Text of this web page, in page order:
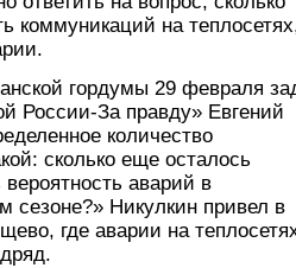
коммуникаций на
гордумы 29 февраля
России-За правду» Евгений
количество
сколько еще осталось
аварий в
сезоне?» Никулкин привел в
где аварии на